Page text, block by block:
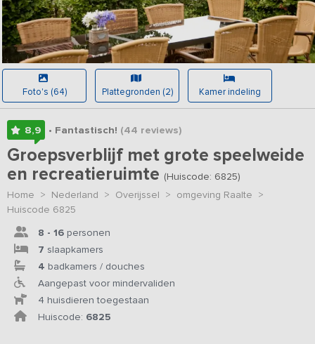
Foto's (64) Plattegronden (2) Kamer indeling
8,9 • Fantastisch! (44 reviews)
Groepsverblijf met grote speelweide
en recreatieruimte (Huiscode: 6825)
Home > Nederland > Overijssel > omgeving Raalte >
Huiscode 6825
8 - 16 personen
7 slaapkamers
4 badkamers / douches
Aangepast voor mindervaliden
4 huisdieren toegestaan
Huiscode: 6825